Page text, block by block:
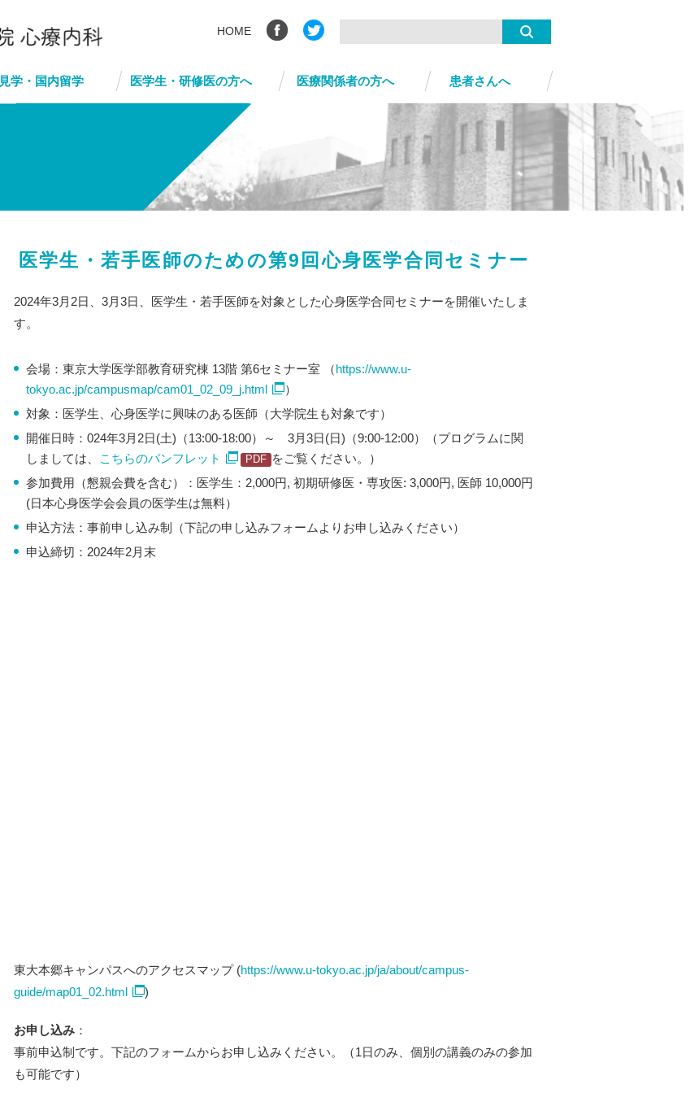
HOME
見学・国内留学 医学生・研修医の方へ 医療関係者の方へ 患者さんへ
医学生・若手医師のための第9回心身医学合同セミナー
2024年3月2日、3月3日、医学生・若手医師を対象とした心身医学合同セミナーを開催いたしま
す。
会場：東京大学医学部教育研究棟 13階 第6セミナー室 （https://www.u-
tokyo.ac.jp/campusmap/cam01_02_09_j.html
）
対象：医学生、心身医学に興味のある医師（大学院生も対象です）
開催日時：024年3月2日(土)（13:00-18:00）～ 3月3日(日)（9:00-12:00）（プログラムに関
しましては、
こちらのパンフレット
をご覧ください。）
参加費用（懇親会費を含む）：医学生：2,000円, 初期研修医・専攻医: 3,000円, 医師 10,000円
(日本心身医学会会員の医学生は無料）
申込方法：事前申し込み制（下記の申し込みフォームよりお申し込みください）
申込締切：2024年2月末
東大本郷キャンパスへのアクセスマップ (https://www.u-tokyo.ac.jp/ja/about/campus-
guide/map01_02.html
)
お申し込み ：
事前申込制です。下記のフォームからお申し込みください。（1日のみ、個別の講義のみの参加
も可能です）